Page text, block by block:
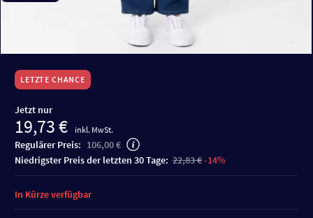
LETZTE CHANCE
Jetzt nur
19,73 € inkl. MwSt.
Regulärer Preis: 106,00 €
niedrigster Preis der letzten 30 Tage: 22,83 €-14%
In Kürze verfügbar